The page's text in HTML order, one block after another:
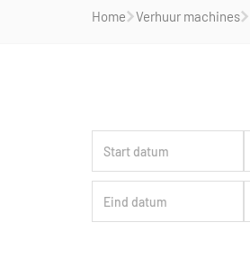
Home Verhuur machines